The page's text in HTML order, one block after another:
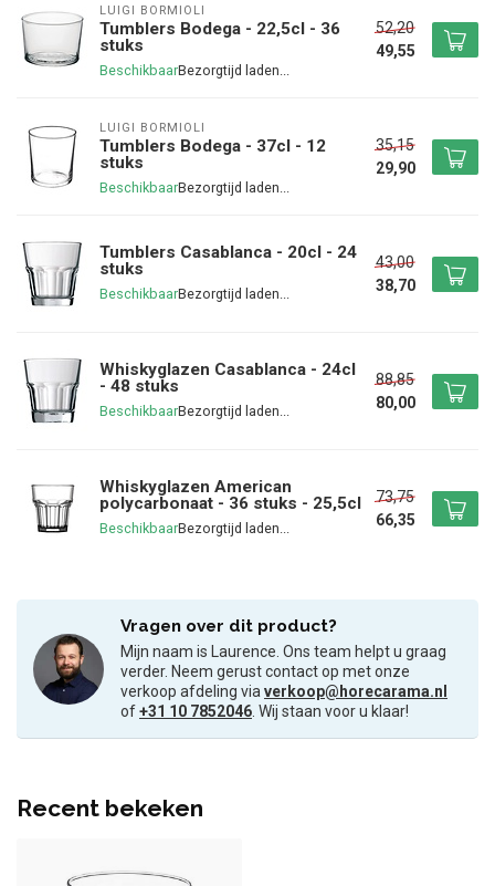
LUIGI BORMIOLI
Tumblers Bodega - 22,5cl - 36
stuks
Beschikbaar
52,20
49,55
LUIGI BORMIOLI
Tumblers Bodega - 37cl - 12
stuks
Beschikbaar
35,15
29,90
Tumblers Casablanca - 20cl - 24
stuks
Beschikbaar
43,00
38,70
Whiskyglazen Casablanca - 24cl
- 48 stuks
Beschikbaar
88,85
80,00
Whiskyglazen American
polycarbonaat - 36 stuks - 25,5cl
Beschikbaar
73,75
66,35
Vragen over dit product?
Mijn naam is Laurence. Ons team helpt u graag
verder. Neem gerust contact op met onze
verkoop afdeling viaverkoop@horecarama.nl
of+31 10 7852046. Wij staan voor u klaar!
Recent bekeken